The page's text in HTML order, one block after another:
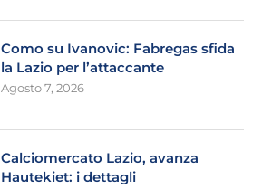
Como su Ivanovic: Fabregas sfida
la Lazio per l’attaccante
Agosto 7, 2026
Calciomercato Lazio, avanza
Hautekiet: i dettagli